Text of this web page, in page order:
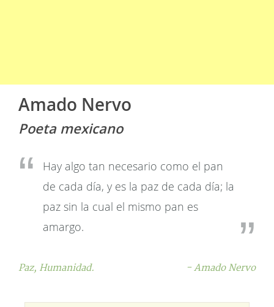
Amado Nervo
Poeta mexicano
Hay algo tan necesario como el pan
de cada día, y es la paz de cada día; la
paz sin la cual el mismo pan es
amargo.
Paz, Humanidad. - Amado Nervo